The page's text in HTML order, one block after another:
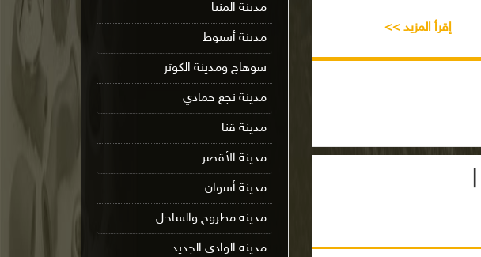
إقرأ المزيد >>
مدينة المنيا
مدينة أسيوط
سوهاج ومدينة الكوثر
مدينة نجع حمادي
مدينة قنا
مدينة الأقصر
مدينة أسوان
مدينة مطروح والساحل
مدينة الوادي الجديد